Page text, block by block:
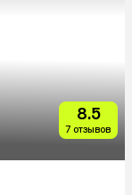
8.5
7 отзывов